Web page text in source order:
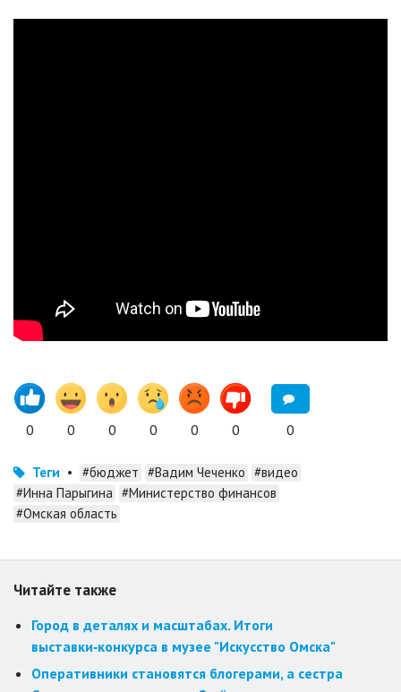
0 0 0 0 0 0 0
Теги • #бюджет #Вадим Чеченко #видео
#Инна Парыгина #Министерство финансов
#Омская область
Читайте также
Город в деталях и масштабах. Итоги
выставки‑конкурса в музее "Искусство Омска"
Оперативники становятся блогерами, а сестра